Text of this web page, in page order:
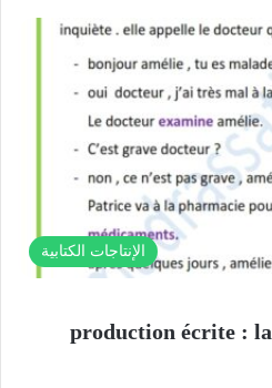
الإنتاجات الكتابية
production écrite :